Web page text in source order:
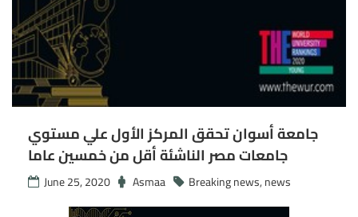
جامعة أسوان تحقق المركز الأول علي مستوي
جامعات مصر الناشئة أقل من خمسين عاما
June 25, 2020 Asmaa Breaking news,news